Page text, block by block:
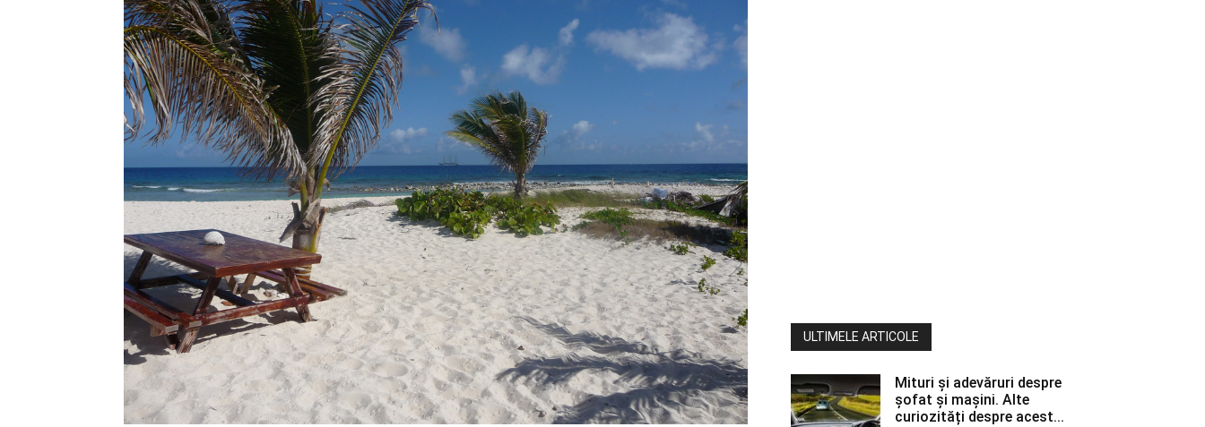
ULTIMELE ARTICOLE
Mituri și adevăruri despre
șofat și mașini. Alte
curiozități despre acest...